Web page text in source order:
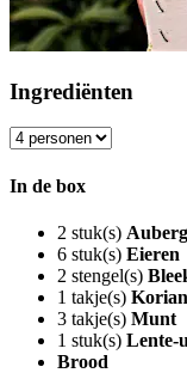
Ingrediënten
In de box
2 stuk(s)
6 stuk(s) Eieren
2 stengel(s)
1 takje(s)
3 takje(s) Munt
1 stuk(s) Lente-
Brood